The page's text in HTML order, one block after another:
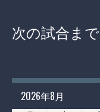
次の試合まで
2026年8月